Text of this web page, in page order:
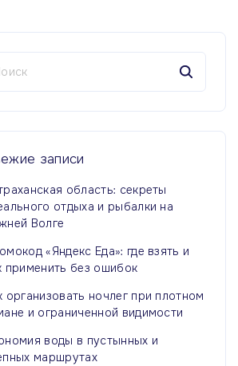
т
и
записи
область: секреты
отдыха и рыбалки на
Волге
«Яндекс Еда»: где взять и
применить без ошибок
организовать ночлег при плотном
и ограниченной видимости
воды в пустынных и
маршрутах